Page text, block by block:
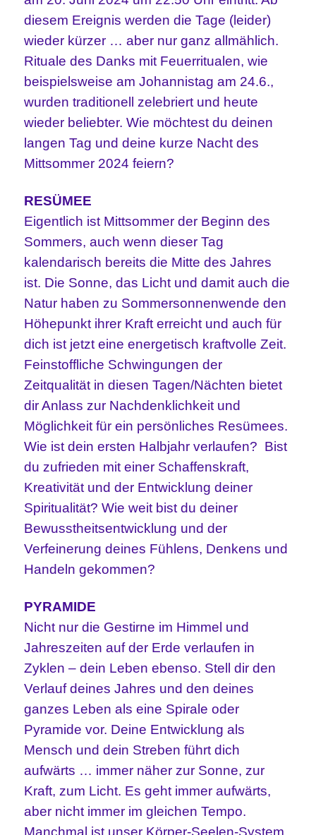
diesem Ereignis werden die Tage (leider)
wieder kürzer … aber nur ganz allmählich.
Rituale des Danks mit Feuerritualen, wie
beispielsweise am Johannistag am 24.6.,
wurden traditionell zelebriert und heute
wieder beliebter. Wie möchtest du deinen
langen Tag und deine kurze Nacht des
Mittsommer 2024 feiern?
RESÜMEE
Eigentlich ist Mittsommer der Beginn des
Sommers, auch wenn dieser Tag
kalendarisch bereits die Mitte des Jahres
ist. Die Sonne, das Licht und damit auch die
Natur haben zu Sommersonnenwende den
Höhepunkt ihrer Kraft erreicht und auch für
dich ist jetzt eine energetisch kraftvolle Zeit.
Feinstoffliche Schwingungen der
Zeitqualität in diesen Tagen/Nächten bietet
dir Anlass zur Nachdenklichkeit und
Möglichkeit für ein persönliches Resümees.
Wie ist dein ersten Halbjahr verlaufen? Bist
du zufrieden mit einer Schaffenskraft,
Kreativität und der Entwicklung deiner
Spiritualität? Wie weit bist du deiner
Bewusstheitsentwicklung und der
Verfeinerung deines Fühlens, Denkens und
Handeln gekommen?
PYRAMIDE
Nicht nur die Gestirne im Himmel und
Jahreszeiten auf der Erde verlaufen in
Zyklen – dein Leben ebenso. Stell dir den
Verlauf deines Jahres und den deines
ganzes Leben als eine Spirale oder
Pyramide vor. Deine Entwicklung als
Mensch und dein Streben führt dich
aufwärts … immer näher zur Sonne, zur
Kraft, zum Licht. Es geht immer aufwärts,
aber nicht immer im gleichen Tempo.
Manchmal ist unser Körper-Seelen-System